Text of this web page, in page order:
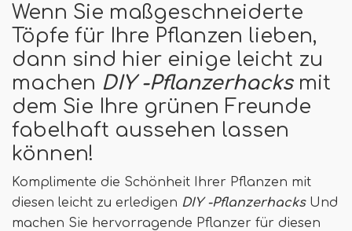
Wenn Sie maßgeschneiderte
Töpfe für Ihre Pflanzen lieben,
dann sind hier einige leicht zu
machen DIY -Pflanzerhacksmit
dem Sie Ihre grünen Freunde
fabelhaft aussehen lassen
können!
Komplimente die Schönheit Ihrer Pflanzen mit
diesen leicht zu erledigen DIY -PflanzerhacksUnd
machen Sie hervorragende Pflanzer für diesen